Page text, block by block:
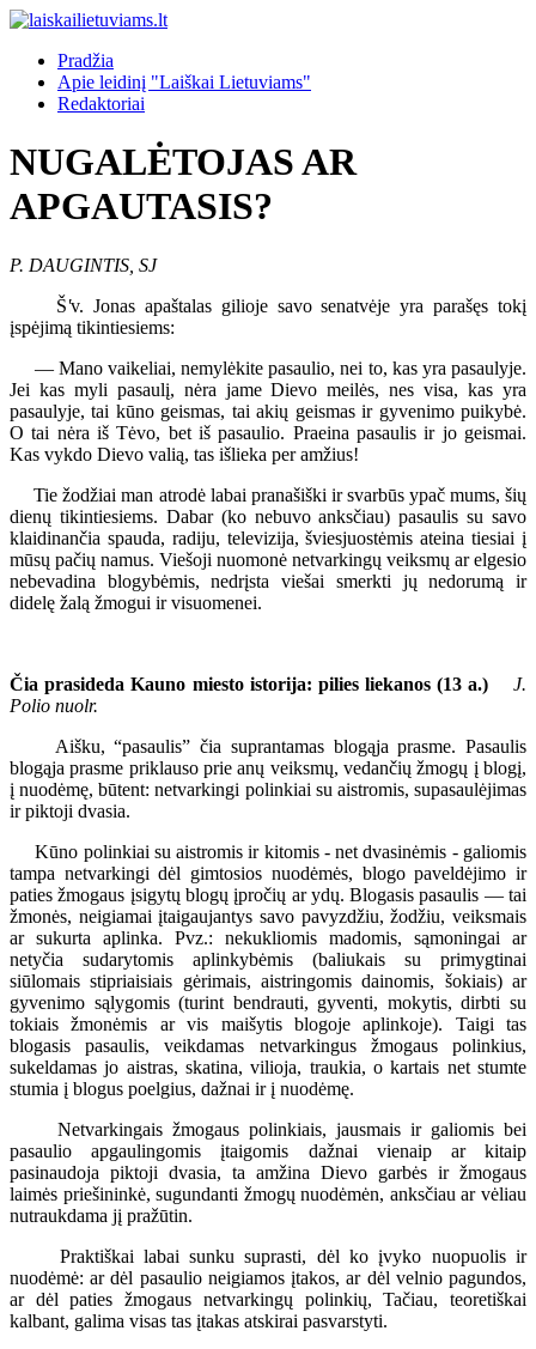
Pradžia
Apie leidinį "Laiškai Lietuviams"
Redaktoriai
NUGALĖTOJAS AR
APGAUTASIS?
P. DAUGINTIS, SJ
Š'v. Jonas apaštalas gilioje savo senatvėje yra parašęs tokį
įspėjimą tikintiesiems:
— Mano vaikeliai, nemylėkite pasaulio, nei to, kas yra pasaulyje.
Jei kas myli pasaulį, nėra jame Dievo meilės, nes visa, kas yra
pasaulyje, tai kūno geismas, tai akių geismas ir gyvenimo puikybė.
O tai nėra iš Tėvo, bet iš pasaulio. Praeina pasaulis ir jo geismai.
Kas vykdo Dievo valią, tas išlieka per amžius!
Tie žodžiai man atrodė labai pranašiški ir svarbūs ypač mums, šių
dienų tikintiesiems. Dabar (ko nebuvo anksčiau) pasaulis su savo
klaidinančia spauda, radiju, televizija, šviesjuostėmis ateina tiesiai į
mūsų pačių namus. Viešoji nuomonė netvarkingų veiksmų ar elgesio
nebevadina blogybėmis, nedrįsta viešai smerkti jų nedorumą ir
didelę žalą žmogui ir visuomenei.
Čia prasideda Kauno miesto istorija: pilies liekanos (13 a.) J.
Polio nuolr.
Aišku, “pasaulis” čia suprantamas blogąja prasme. Pasaulis
blogąja prasme priklauso prie anų veiksmų, vedančių žmogų į blogį,
į nuodėmę, būtent: netvarkingi polinkiai su aistromis, supasaulėjimas
ir piktoji dvasia.
Kūno polinkiai su aistromis ir kitomis - net dvasinėmis - galiomis
tampa netvarkingi dėl gimtosios nuodėmės, blogo paveldėjimo ir
paties žmogaus įsigytų blogų įpročių ar ydų. Blogasis pasaulis — tai
žmonės, neigiamai įtaigaujantys savo pavyzdžiu, žodžiu, veiksmais
ar sukurta aplinka. Pvz.: nekukliomis madomis, sąmoningai ar
netyčia sudarytomis aplinkybėmis (baliukais su primygtinai
siūlomais stipriaisiais gėrimais, aistringomis dainomis, šokiais) ar
gyvenimo sąlygomis (turint bendrauti, gyventi, mokytis, dirbti su
tokiais žmonėmis ar vis maišytis blogoje aplinkoje). Taigi tas
blogasis pasaulis, veikdamas netvarkingus žmogaus polinkius,
sukeldamas jo aistras, skatina, vilioja, traukia, o kartais net stumte
stumia į blogus poelgius, dažnai ir į nuodėmę.
Netvarkingais žmogaus polinkiais, jausmais ir galiomis bei
pasaulio apgaulingomis įtaigomis dažnai vienaip ar kitaip
pasinaudoja piktoji dvasia, ta amžina Dievo garbės ir žmogaus
laimės priešininkė, sugundanti žmogų nuodėmėn, anksčiau ar vėliau
nutraukdama jį pražūtin.
Praktiškai labai sunku suprasti, dėl ko įvyko nuopuolis ir
nuodėmė: ar dėl pasaulio neigiamos įtakos, ar dėl velnio pagundos,
ar dėl paties žmogaus netvarkingų polinkių, Tačiau, teoretiškai
kalbant, galima visas tas įtakas atskirai pasvarstyti.